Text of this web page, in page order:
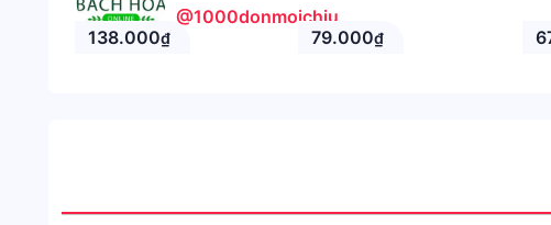
@1000donmoichiu
138.000₫ 79.000₫